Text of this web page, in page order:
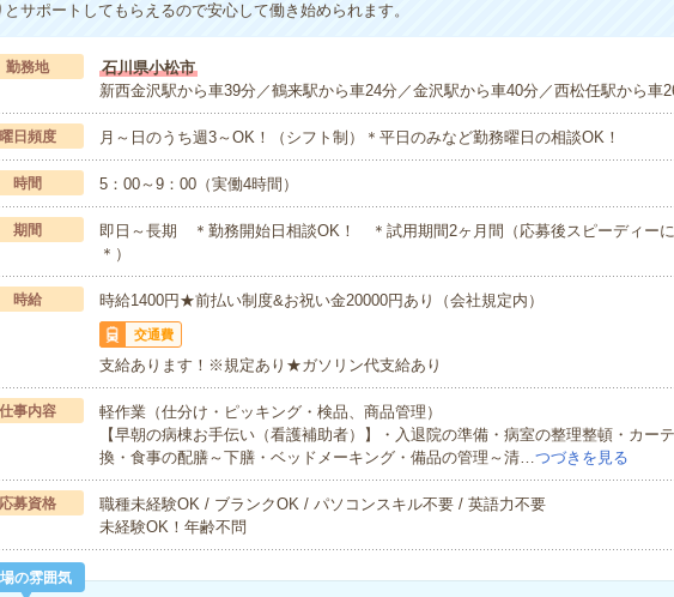
とサポートしてもらえるので安心して働き始められます。
勤務地
石川県小松市
新西金沢駅から車39分／鶴来駅から車24分／金沢駅から車40分／西松任駅から車
曜日頻度 月～日のうち週3～OK！（シフト制）＊平日のみなど勤務曜日の相談OK！
時間 5：00～9：00（実働4時間）
期間
即日～長期 ＊勤務開始日相談OK！ ＊試用期間2ヶ月間（応募後スピーディー
＊）
時給 時給1400円★前払い制度&お祝い金20000円あり（会社規定内）
交通費
支給あります！※規定あり★ガソリン代支給あり
仕事内容
軽作業（仕分け・ピッキング・検品、商品管理）
【早朝の病棟お手伝い（看護補助者）】・入退院の準備・病室の整理整頓・カー
換・食事の配膳～下膳・ベッドメーキング・備品の管理～清…つづきを見る
応募資格
職種未経験OK / ブランクOK / パソコンスキル不要 / 英語力不要
未経験OK！年齢不問
の雰囲気